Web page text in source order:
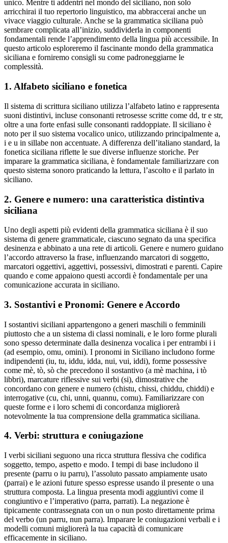
unico. Mentre ti addentri nel mondo del siciliano, non solo
arricchirai il tuo repertorio linguistico, ma abbraccerai anche un
vivace viaggio culturale. Anche se la grammatica siciliana può
sembrare complicata all’inizio, suddividerla in componenti
fondamentali rende l’apprendimento della lingua più accessibile. In
questo articolo esploreremo il fascinante mondo della grammatica
siciliana e forniremo consigli su come padroneggiarne le
complessità.
1. Alfabeto siciliano e fonetica
Il sistema di scrittura siciliano utilizza l’alfabeto latino e rappresenta
suoni distintivi, incluse consonanti retrosesse scritte come dd, tr e str,
oltre a una forte enfasi sulle consonanti raddoppiate. Il siciliano è
noto per il suo sistema vocalico unico, utilizzando principalmente a,
i e u in sillabe non accentuate. A differenza dell’italiano standard, la
fonetica siciliana riflette le sue diverse influenze storiche. Per
imparare la grammatica siciliana, è fondamentale familiarizzare con
questo sistema sonoro praticando la lettura, l’ascolto e il parlato in
siciliano.
2. Genere e numero: una caratteristica distintiva
siciliana
Uno degli aspetti più evidenti della grammatica siciliana è il suo
sistema di genere grammaticale, ciascuno segnato da una specifica
desinenza e abbinato a una rete di articoli. Genere e numero guidano
l’accordo attraverso la frase, influenzando marcatori di soggetto,
marcatori oggettivi, aggettivi, possessivi, dimostrati e parenti. Capire
quando e come appaiono questi accordi è fondamentale per una
comunicazione accurata in siciliano.
3. Sostantivi e Pronomi: Genere e Accordo
I sostantivi siciliani appartengono a generi maschili o femminili
piuttosto che a un sistema di classi nominali, e le loro forme plurali
sono spesso determinate dalla desinenza vocalica i per entrambi i i
(ad esempio, omu, omini). I pronomi in Siciliano includono forme
indipendenti (iu, tu, iddu, idda, nui, vui, iddi), forme possessive
come mè, tò, sò che precedono il sostantivo (a mè machina, i tò
libbri), marcature riflessive sui verbi (si), dimostrative che
concordano con genere e numero (chistu, chissi, chiddu, chiddi) e
interrogative (cu, chi, unni, quannu, comu). Familiarizzare con
queste forme e i loro schemi di concordanza migliorerà
notevolmente la tua comprensione della grammatica siciliana.
4. Verbi: struttura e coniugazione
I verbi siciliani seguono una ricca struttura flessiva che codifica
soggetto, tempo, aspetto e modo. I tempi di base includono il
presente (parru o iu parru), l’assoluto passato ampiamente usato
(parrai) e le azioni future spesso espresse usando il presente o una
struttura composta. La lingua presenta modi aggiuntivi come il
congiuntivo e l’imperativo (parra, parrati). La negazione è
tipicamente contrassegnata con un o nun posto direttamente prima
del verbo (un parru, nun parra). Imparare le coniugazioni verbali e i
modelli comuni migliorerà la tua capacità di comunicare
efficacemente in siciliano.